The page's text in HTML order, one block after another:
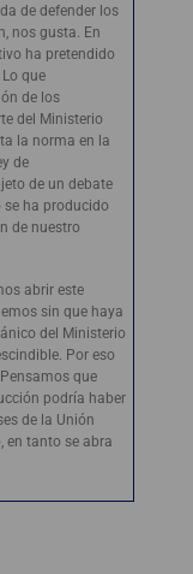
de defender los
nos gusta. En
ha pretendido
que
de los
del Ministerio
la norma en la
de
de un debate
ha producido
de nuestro
abrir este
sin que haya
del Ministerio
Por eso
que
podría haber
de la Unión
en tanto se abra